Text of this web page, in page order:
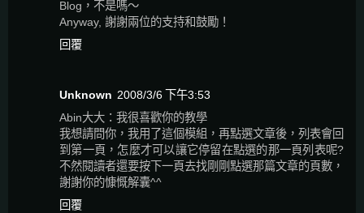
Blog，不是嗎～
Anyway, 謝謝兩位的支持和鼓勵！
回覆
Unknown 2008/3/6 下午3:53
Abin大大：我很喜歡你的教學
我想請問你，我用了這個模組，再點選文章後，列表會回
到第一頁，怎麼才可以讓它停留在點選的那一頁列表呢?
不然閱讀者還要按下一頁去找剛剛點選那篇文章的頁數，
謝謝你的慷慨解囊^^
回覆